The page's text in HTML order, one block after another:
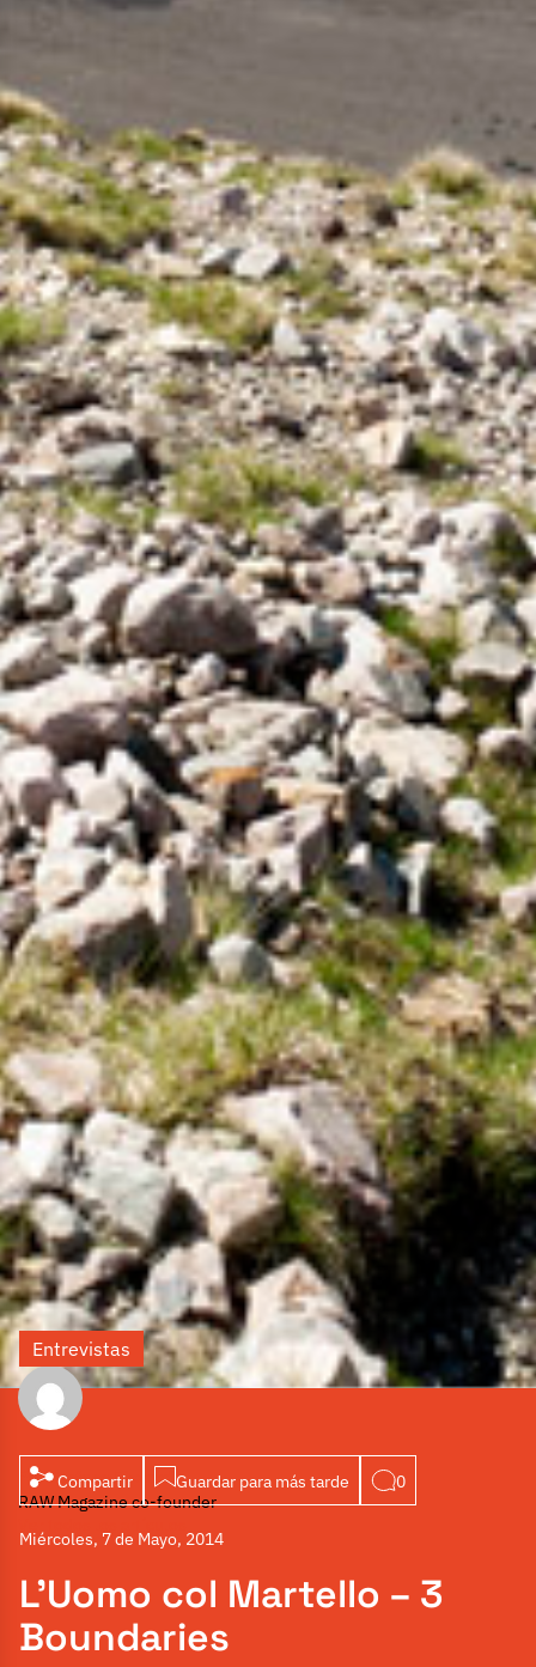
Por Stefano Rizzardi
RAW Magazine co-founder
Entrevistas
Compartir Guardar para más tarde 0
Miércoles, 7 de Mayo, 2014
L’Uomo col Martello – 3
Boundaries